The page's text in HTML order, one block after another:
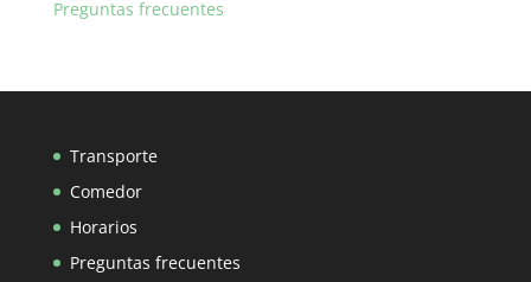
Preguntas frecuentes
Transporte
Comedor
Horarios
Preguntas frecuentes